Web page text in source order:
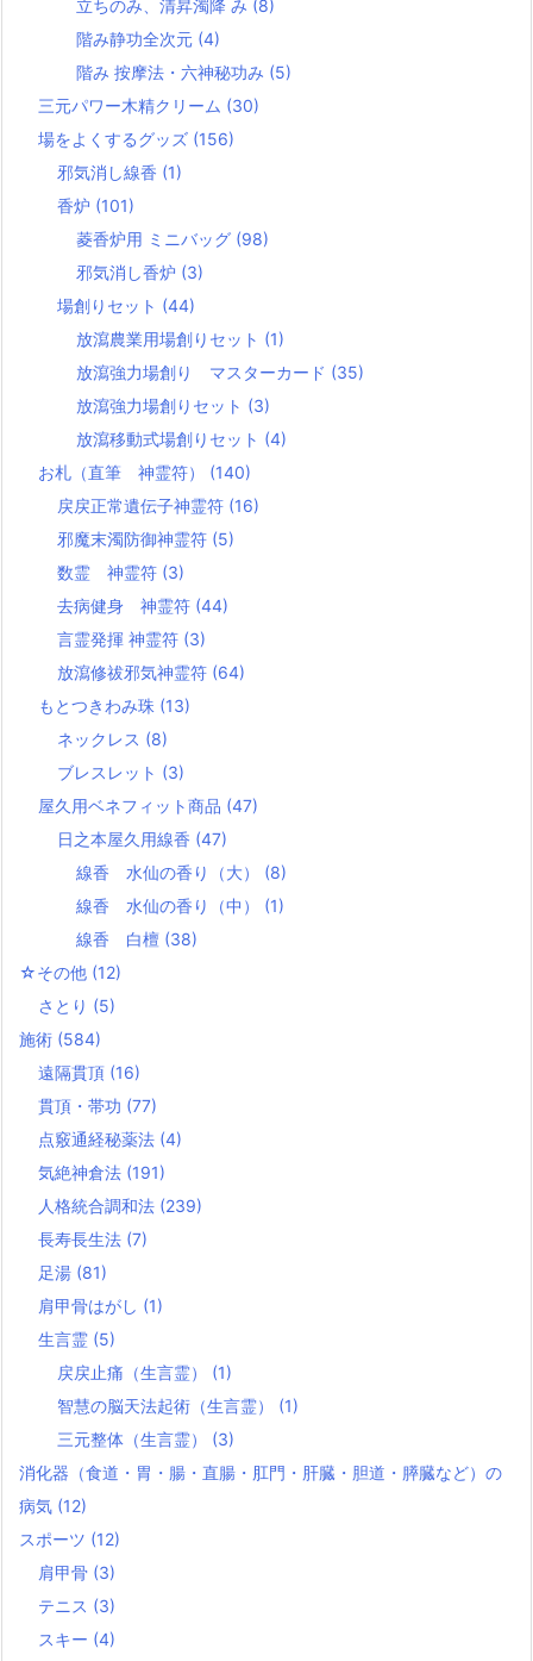
立ちのみ、清昇濁降 み (8)
階み静功全次元 (4)
階み 按摩法・六神秘功み (5)
三元パワー木精クリーム (30)
場をよくするグッズ (156)
邪気消し線香 (1)
香炉 (101)
菱香炉用 ミニバッグ (98)
邪気消し香炉 (3)
場創りセット (44)
放瀉農業用場創りセット (1)
放瀉強力場創り マスターカード (35)
放瀉強力場創りセット (3)
放瀉移動式場創りセット (4)
お札（直筆 神霊符） (140)
戻戻正常遺伝子神霊符 (16)
邪魔末濁防御神霊符 (5)
数霊 神霊符 (3)
去病健身 神霊符 (44)
言霊発揮 神霊符 (3)
放瀉修祓邪気神霊符 (64)
もとつきわみ珠 (13)
ネックレス (8)
ブレスレット (3)
屋久用ベネフィット商品 (47)
日之本屋久用線香 (47)
線香 水仙の香り（大） (8)
線香 水仙の香り（中） (1)
線香 白檀 (38)
☆その他 (12)
さとり (5)
施術 (584)
遠隔貫頂 (16)
貫頂・帯功 (77)
点竅通経秘薬法 (4)
気絶神倉法 (191)
人格統合調和法 (239)
長寿長生法 (7)
足湯 (81)
肩甲骨はがし (1)
生言霊 (5)
戻戻止痛（生言霊） (1)
智慧の脳天法起術（生言霊） (1)
三元整体（生言霊） (3)
消化器（食道・胃・腸・直腸・肛門・肝臓・胆道・膵臓など）の
病気 (12)
スポーツ (12)
肩甲骨 (3)
テニス (3)
スキー (4)